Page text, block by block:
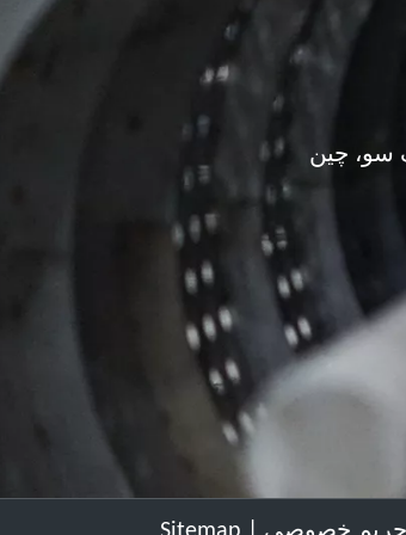
تاسیس شد و اکنون 60 کارمند دارد.این شرکت در 40 کشور مختلف در سراسر جهان به
می دهد.
سو، چین